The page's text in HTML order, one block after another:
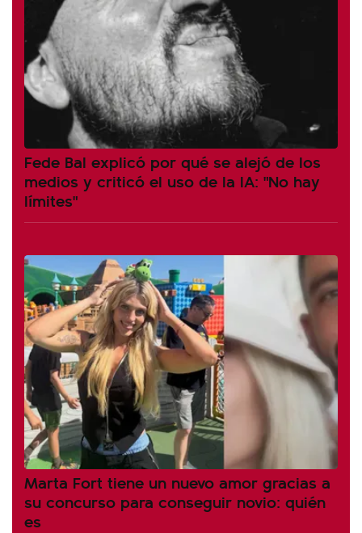
Fede Bal explicó por qué se alejó de los
medios y criticó el uso de la IA: "No hay
límites"
Marta Fort tiene un nuevo amor gracias a
su concurso para conseguir novio: quién
es